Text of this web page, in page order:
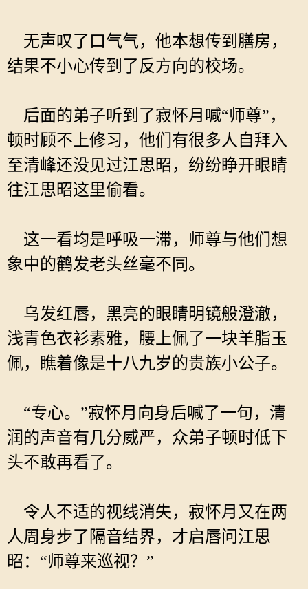
无声叹了口气气，他本想传到膳房，
结果不小心传到了反方向的校场。
后面的弟子听到了寂怀月喊“师尊”，
顿时顾不上修习，他们有很多人自拜入
至清峰还没见过江思昭，纷纷睁开眼睛
往江思昭这里偷看。
这一看均是呼吸一滞，师尊与他们想
象中的鹤发老头丝毫不同。
乌发红唇，黑亮的眼睛明镜般澄澈，
浅青色衣衫素雅，腰上佩了一块羊脂玉
佩，瞧着像是十八九岁的贵族小公子。
“专心。”寂怀月向身后喊了一句，清
润的声音有几分威严，众弟子顿时低下
头不敢再看了。
令人不适的视线消失，寂怀月又在两
人周身步了隔音结界，才启唇问江思
昭：“师尊来巡视？”